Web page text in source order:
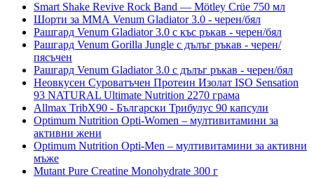
Smart Shake Revive Rock Band — Mötley Crüe 750 мл
Шорти за ММА Venum Gladiator 3.0 - черен/бял
Рашгард Venum Gladiator 3.0 с къс ръкав - черен/бял
Рашгард Venum Gorilla Jungle с дълъг ръкав - черен/
пясъчен
Рашгард Venum Gladiator 3.0 с дълъг ръкав - черен/бял
Неовкусен Суроватъчен Протеин Изолат ISO Sensation
93 NATURAL Ultimate Nutrition 2270 грама
Allmax TribX90 - Български Трибулус 90 капсули
Optimum Nutrition Opti-Women – мултивитамини за
активни жени
Optimum Nutrition Opti-Men – мултивитамини за активни
мъже
Mutant Pure Creatine Monohydrate 300 г